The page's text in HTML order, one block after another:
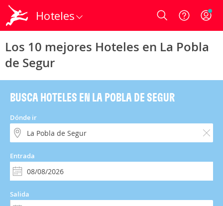
Hoteles Login
Los 10 mejores Hoteles en La Pobla
de Segur
BUSCA HOTELES EN LA POBLA DE SEGUR
Dónde ir
Entrada
Salida